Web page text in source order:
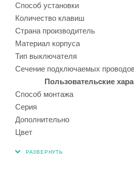
Способ установки
Количество клавиш
Страна производитель
Материал корпуса
Тип выключателя
Сечение подключаемых
Пользовательские
Способ монтажа
Серия
Дополнительно
Цвет